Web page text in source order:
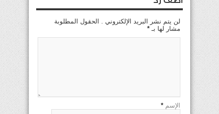
لن يتم نشر البريد الإلكتروني . الحقول المطلوبة
مشار لها بـ *
الإسم *